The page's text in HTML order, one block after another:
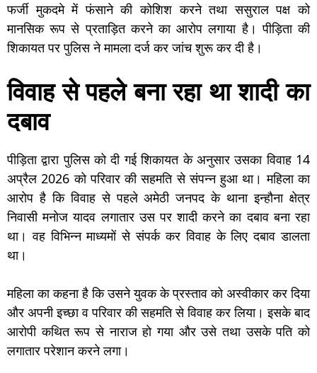
फर्जी मुकदमे में फंसाने की कोशिश करने तथा ससुराल पक्ष को
मानसिक रूप से प्रताड़ित करने का आरोप लगाया है। पीड़िता की
शिकायत पर पुलिस ने मामला दर्ज कर जांच शुरू कर दी है।
विवाह से पहले बना रहा था शादी का
दबाव
पीड़िता द्वारा पुलिस को दी गई शिकायत के अनुसार उसका विवाह 14
अप्रैल 2026 को परिवार की सहमति से संपन्न हुआ था। महिला का
आरोप है कि विवाह से पहले अमेठी जनपद के थाना इन्हौना क्षेत्र
निवासी मनोज यादव लगातार उस पर शादी करने का दबाव बना रहा
था। वह विभिन्न माध्यमों से संपर्क कर विवाह के लिए दबाव डालता
था।
महिला का कहना है कि उसने युवक के प्रस्ताव को अस्वीकार कर दिया
और अपनी इच्छा व परिवार की सहमति से विवाह कर लिया। इसके बाद
आरोपी कथित रूप से नाराज हो गया और उसे तथा उसके पति को
लगातार परेशान करने लगा।